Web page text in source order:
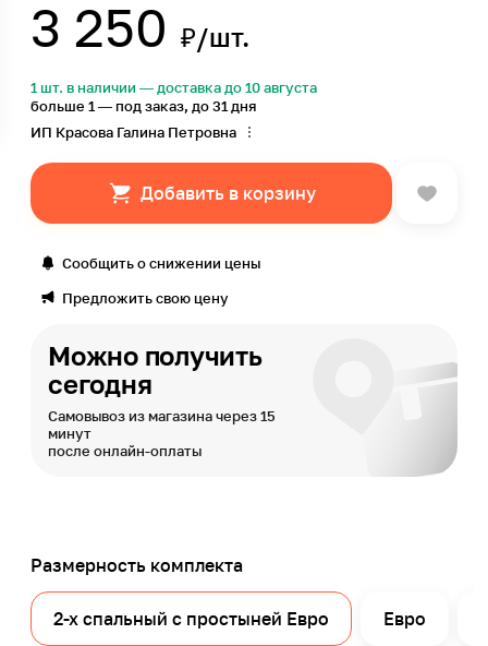
3 250 ₽/шт.
1 шт. в наличии — доставка до 10 августа
больше 1 — под заказ, до 31 дня
ИП Красова Галина Петровна
Добавить в корзину
Сообщить о снижении цены
Предложить свою цену
Можно получить
сегодня
Самовывоз из магазина через 15
минут
после онлайн-оплаты
Размерность комплекта
2-x спальный с простыней Евро Евро